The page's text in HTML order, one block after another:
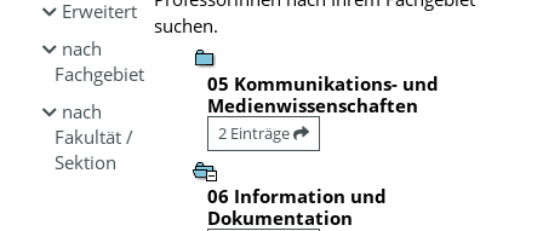
Erweitert
nach
Fachgebiet
nach
Fakultät /
Sektion
suchen.
05 Kommunikations- und
Medienwissenschaften
2 Einträge
06 Information und
Dokumentation